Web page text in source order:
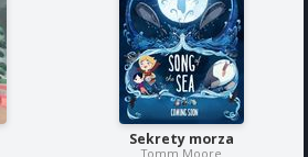
Sekrety morza
Tomm Moore